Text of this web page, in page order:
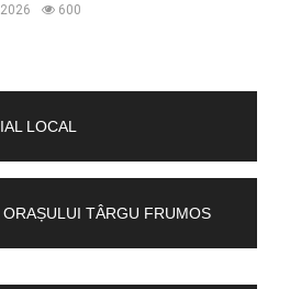
600
LOCAL
TÂRGU FRUMOS